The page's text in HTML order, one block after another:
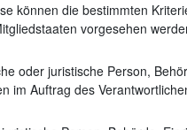
können die bestimmten
vorgesehen
oder juristische Person,
im Auftrag des